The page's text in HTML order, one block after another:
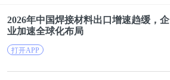
2026年中国焊接材料出口增速趋缓，企
业加速全球化布局
打开APP